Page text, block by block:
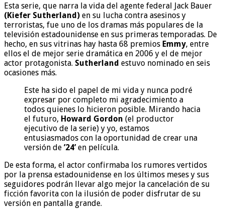
Esta serie, que narra la vida del agente federal Jack Bauer
(Kiefer Sutherland) en su lucha contra asesinos y
terroristas, fue uno de los dramas más populares de la
televisión estadounidense en sus primeras temporadas. De
hecho, en sus vitrinas hay hasta 68 premios Emmy, entre
ellos el de mejor serie dramática en 2006 y el de mejor
actor protagonista. Sutherland estuvo nominado en seis
ocasiones más.
Este ha sido el papel de mi vida y nunca podré
expresar por completo mi agradecimiento a
todos quienes lo hicieron posible. Mirando hacia
el futuro, Howard Gordon (el productor
ejecutivo de la serie) y yo, estamos
entusiasmados con la oportunidad de crear una
versión de ’24’en película.
De esta forma, el actor confirmaba los rumores vertidos
por la prensa estadounidense en los últimos meses y sus
seguidores podrán llevar algo mejor la cancelación de su
ficción favorita con la ilusión de poder disfrutar de su
versión en pantalla grande.